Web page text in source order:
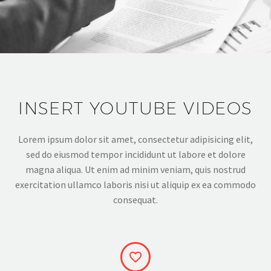
INSERT YOUTUBE VIDEOS
Lorem ipsum dolor sit amet, consectetur adipisicing elit,
sed do eiusmod tempor incididunt ut labore et dolore
magna aliqua. Ut enim ad minim veniam, quis nostrud
exercitation ullamco laboris nisi ut aliquip ex ea commodo
consequat.

